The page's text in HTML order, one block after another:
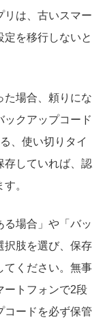
リは、古いスマー
定を移行しないと
た場合、頼りにな
ックアップコード
、使い切りタイ
存していれば、認
。
る場合」や「バッ
択肢を選び、保存
てください。無事
ートフォンで2段
コードを必ず保管